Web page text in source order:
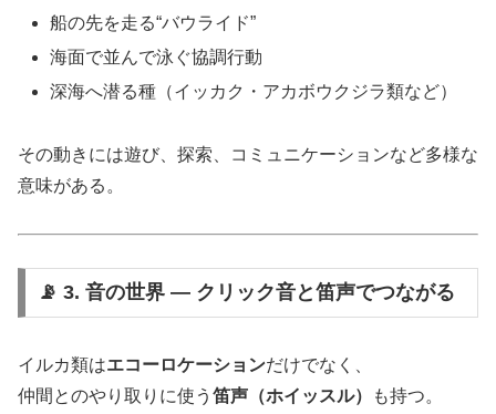
船の先を走る“バウライド”
海面で並んで泳ぐ協調行動
深海へ潜る種（イッカク・アカボウクジラ類など）
その動きには遊び、探索、コミュニケーションなど多様な
意味がある。
📡 3. 音の世界 ― クリック音と笛声でつながる
イルカ類はエコーロケーションだけでなく、
仲間とのやり取りに使う 笛声（ホイッスル） も持つ。